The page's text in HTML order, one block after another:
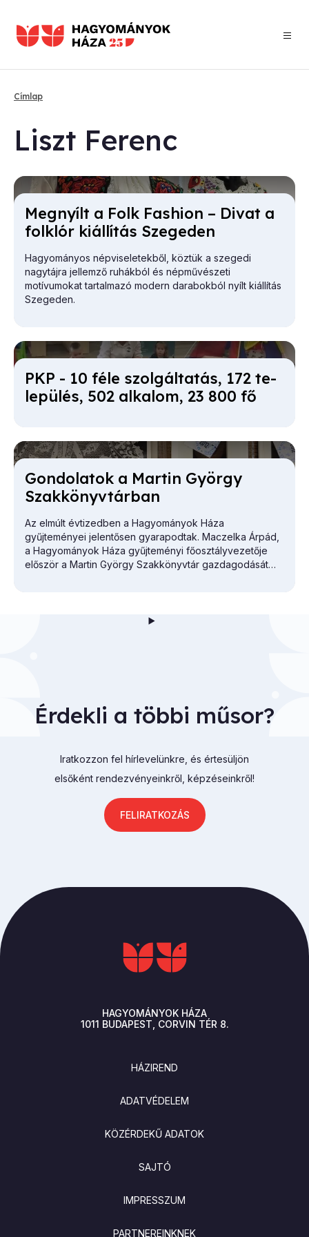
tartalomra
Címlap
Liszt Fe­renc
Meg­nyílt a Folk Fashi­on – Di­vat a
folk­lór ki­ál­lí­tás Sze­ge­den
Hagyományos népviseletekből, köztük a szegedi
nagytájra jellemző ruhákból és népművészeti
motívumokat tartalmazó modern darabokból nyílt kiállítás
Szegeden.
PKP - 10 fé­le szol­gál­ta­tás, 172 te­
le­pü­lés, 502 al­ka­lom, 23 800 fő
Gon­do­la­tok a Mar­tin György
Szak­könyv­tár­ban
Az elmúlt évtizedben a Hagyományok Háza
gyűjteményei jelentősen gyarapodtak. Maczelka Árpád,
a Hagyományok Háza gyűjteményi főosztályvezetője
először a Martin György Szakkönyvtár gazdagodását
Érdekli a többi műsor?
Iratkozzon fel hírlevelünkre, és értesüljön
elsőként rendezvényeinkről, képzéseinkről!
FELIRATKOZÁS
HAGYOMÁNYOK HÁZA
1011 BUDAPEST CORVIN TÉR 8.
HÁZIREND
ADATVÉDELEM
KÖZÉRDEKŰ ADATOK
SAJTÓ
IMPRESSZUM
PARTNEREINKNEK